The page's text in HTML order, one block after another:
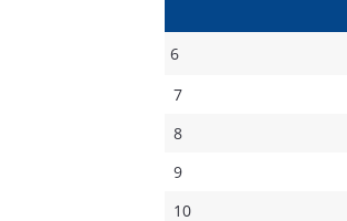
6
7
8
9
10